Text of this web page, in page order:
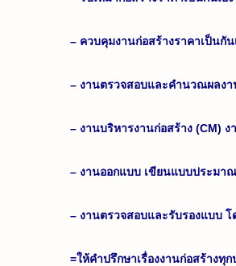
– ควบคุมงานก่อสร้างราคาเป็นกัน
– งานตรวจสอบและคำนวณผลงา
– งานบริหารงานก่อสร้าง (CM) ง
– งานออกแบบ เขียนแบบประมา
– งานตรวจสอบและรับรองแบบ
=ให้คำปรึกษาเรื่องงานก่อสร้างทุก